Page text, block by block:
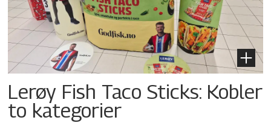
Lerøy Fish Taco Sticks: Kobler
to kategorier